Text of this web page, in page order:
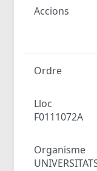
Accions
Ordre
Lloc
F0111072A
Organisme